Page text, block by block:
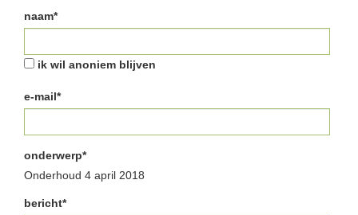
naam*
ik wil anoniem blijven
e-mail*
onderwerp*
Onderhoud 4 april 2018
bericht*